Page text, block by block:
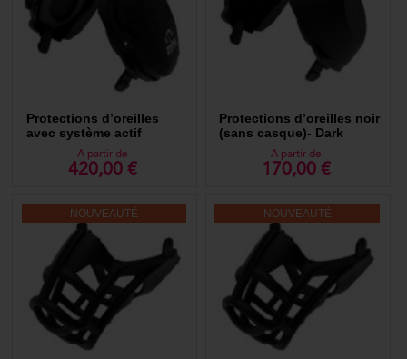
Protections d’oreilles
avec système actif
RAZOR (sans casque)-
Dark SystemA partir de
420,00 €
Protections d’oreilles noir
(sans casque)- Dark
A partir de
170,00 €
NOUVEAUTÉ NOUVEAUTÉ